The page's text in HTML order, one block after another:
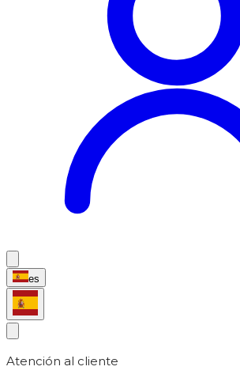
es
Atención al cliente